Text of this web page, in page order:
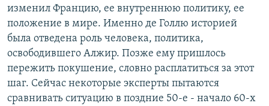
изменил Францию, ее внутреннюю политику, ее
положение в мире. Именно де Голлю историей
была отведена роль человека, политика,
освободившего Алжир. Позже ему пришлось
пережить покушение, словно расплатиться за этот
шаг. Сейчас некоторые эксперты пытаются
сравнивать ситуацию в поздние 50-е - начало 60-х